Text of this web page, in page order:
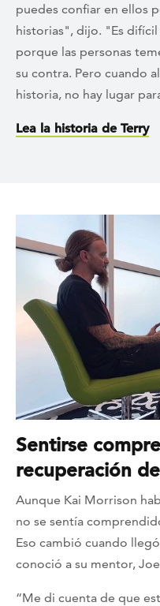
puedes confiar en ellos
historias", dijo. "Es difícil
porque las personas
su contra. Pero cuando
historia, no hay lugar
Lea la historia de Terry
Sentirse
recuperación
Aunque Kai Morrison
no se sentía
Eso cambió cuando
conoció a su mentor,
“Me di cuenta de que